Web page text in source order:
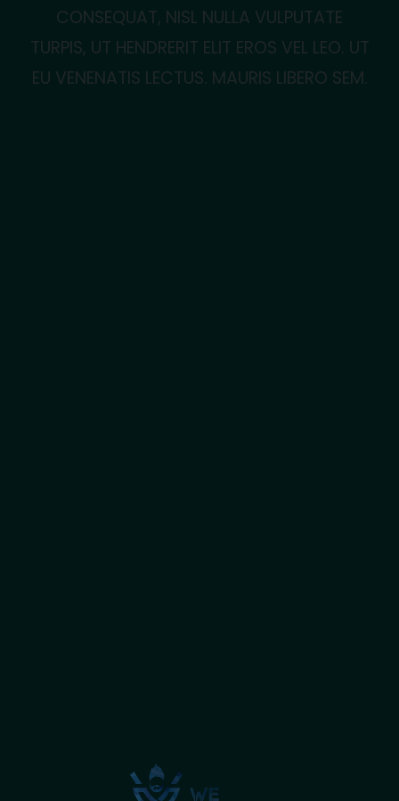
CONSEQUAT, NISL NULLA VULPUTATE
TURPIS, UT HENDRERIT ELIT EROS VEL LEO. UT
EU VENENATIS LECTUS. MAURIS LIBERO SEM.